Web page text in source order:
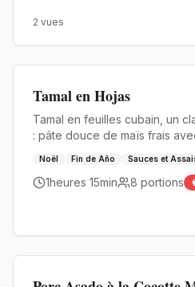
2 vues
Tamal en Hojas
Tamal en feuilles cubain, un
: pâte douce de maïs frais
Noël Fin de Año Sauces et
1heures 15min 8 portions